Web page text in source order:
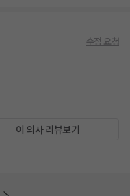
수정 요청
이 의사 리뷰보기